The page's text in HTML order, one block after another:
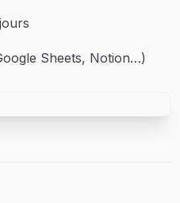
Sheets, Notion…)